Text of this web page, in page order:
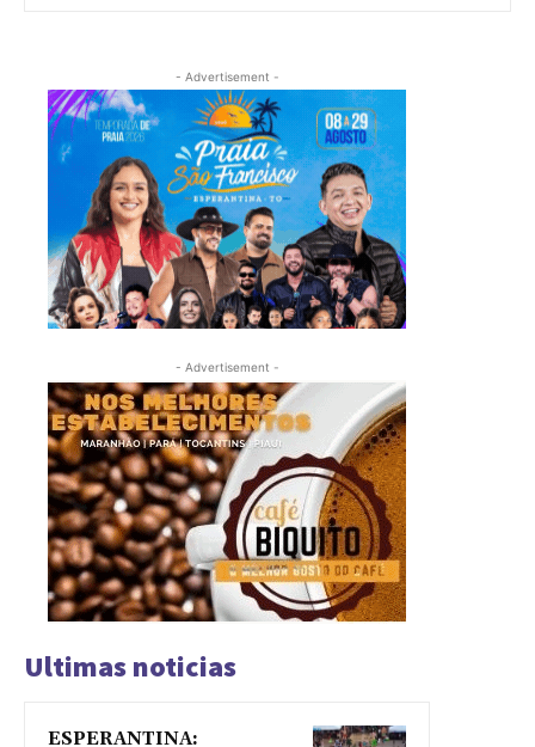
- Advertisement -
- Advertisement -
Ultimas noticias
ESPERANTINA: